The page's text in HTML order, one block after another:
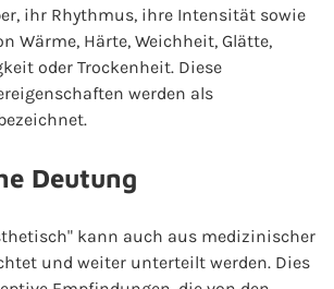
ihr Rhythmus, ihre Intensität sowie
Wärme, Härte, Weichheit, Glätte,
oder Trockenheit. Diese
werden als
Deutung
kann auch aus medizinischer
und weiter unterteilt werden. Dies